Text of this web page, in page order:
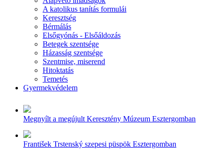
A katolikus tanítás formulái
Keresztség
Bérmálás
Elsőgyónás - Elsőáldozás
Betegek szentsége
Házasság szentsége
Szentmise, miserend
Hitoktatás
Temetés
Gyermekvédelem
Megnyílt a megújult Keresztény Múzeum Esztergomban
František Trstenský szepesi püspök Esztergomban